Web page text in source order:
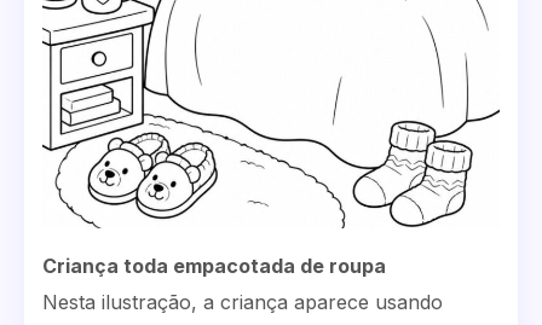
Criança toda empacotada de roupa
Nesta ilustração, a criança aparece usando